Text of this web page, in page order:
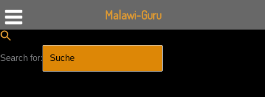
Search for:
Malawi-Guru